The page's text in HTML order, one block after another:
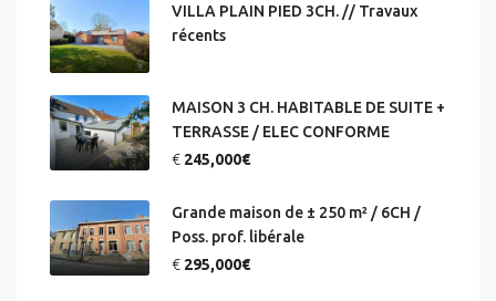
VILLA PLAIN PIED 3CH. // Travaux
récents
MAISON 3 CH. HABITABLE DE SUITE +
TERRASSE / ELEC CONFORME
€ 245,000€
Grande maison de ± 250 m² / 6CH /
Poss. prof. libérale
€ 295,000€